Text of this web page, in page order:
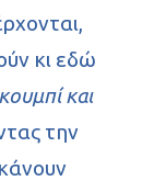
κι εδώ
και
την